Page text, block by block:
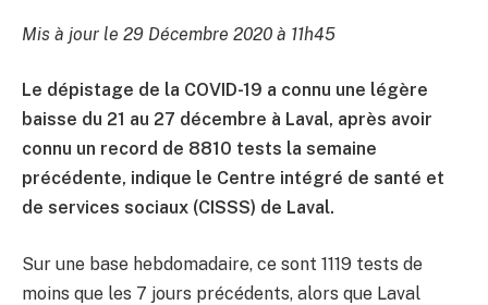
Mis à jour le 29 Décembre 2020 à 11h45
Le dépistage de la COVID-19 a connu une légère
baisse du 21 au 27 décembre à Laval, après avoir
connu un record de 8810 tests la semaine
précédente, indique le Centre intégré de santé et
de services sociaux (CISSS) de Laval.
Sur une base hebdomadaire, ce sont 1119 tests de
moins que les 7 jours précédents, alors que Laval